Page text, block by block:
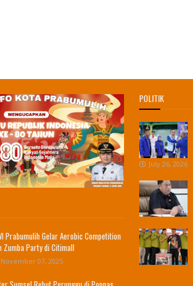
Prabumulih Gelar Aerobic Competition
Zumba Party di Citimall
November 07, 2025
POLITIK
July 26, 2026